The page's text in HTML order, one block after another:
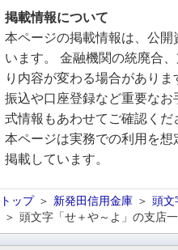
掲載情報について
本ページの掲載情報は、公
います。 金融機関の統廃合
り内容が変わる場合がありま
振込や口座登録など重要な
式情報もあわせてご確認くだ
本ページは実務での利用を
掲載しています。
トップ 新発田信用金庫
頭文
頭文字「せ＋や～よ」の支店